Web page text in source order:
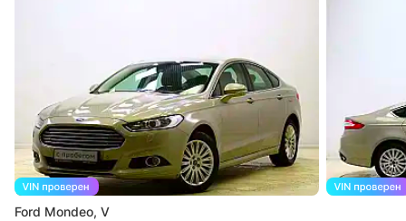
Ford Mondeo, V